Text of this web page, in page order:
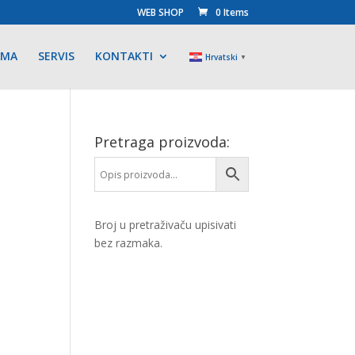
WEB SHOP 0 Items
SERVIS KONTAKTI Hrvatski ▼
Pretraga proizvoda:
Broj u pretraživaču upisivati
bez razmaka.